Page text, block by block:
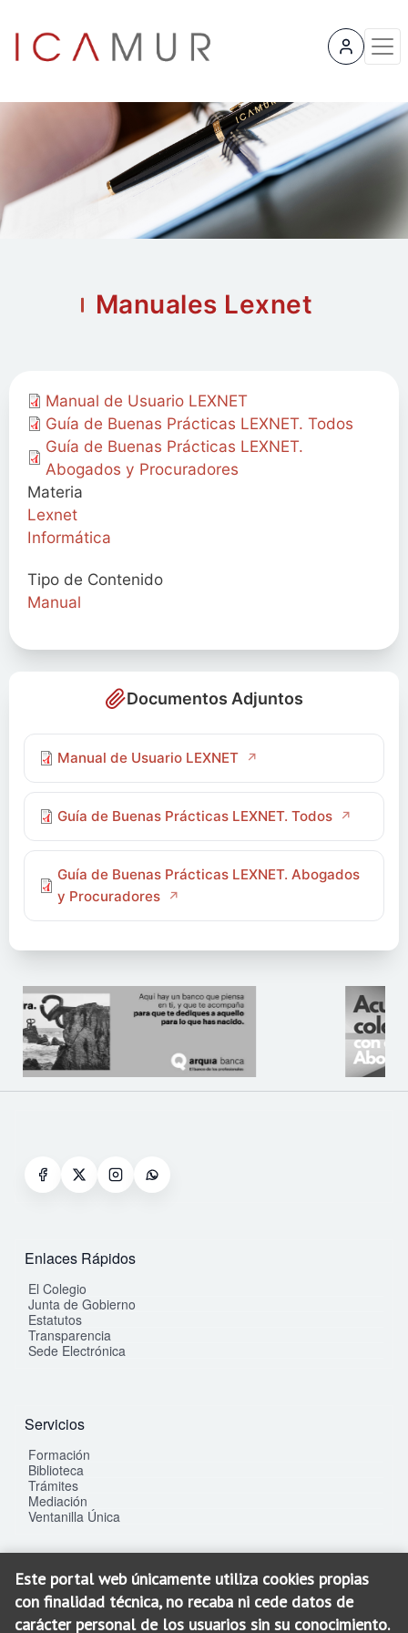
User
Manuales Lexnet
Manual de Usuario LEXNET
Guía de Buenas Prácticas LEXNET. Todos
Guía de Buenas Prácticas LEXNET.
Abogados y Procuradores
Materia
Lexnet
Informática
Tipo de Contenido
Manual
Documentos Adjuntos
Manual de Usuario LEXNET
Guía de Buenas Prácticas LEXNET. Todos
Guía de Buenas Prácticas LEXNET. Abogados
y Procuradores
Enlaces Rápidos
El Colegio
Junta de Gobierno
Estatutos
Transparencia
Sede Electrónica
Servicios
Formación
Biblioteca
Trámites
Mediación
Ventanilla Única
Contacto
C/. La Gloria, 25 bis
Este portal web únicamente utiliza cookies propias
con finalidad técnica, no recaba ni cede datos de
carácter personal de los usuarios sin su conocimiento.